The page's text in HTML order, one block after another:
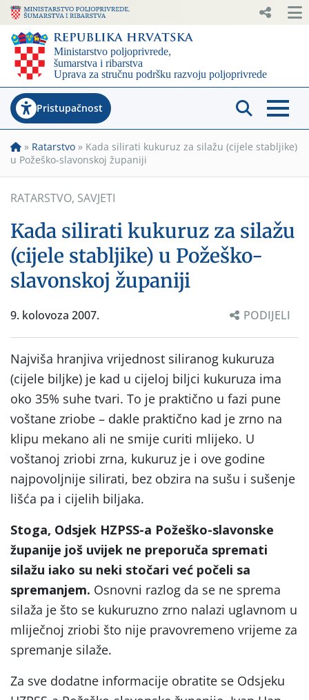
Pristupačnost
» Ratarstvo » Kada silirati kukuruz za silažu (cijele stabljike)
u Požeško-slavonskoj županiji
RATARSTVO, SAVJETI
Kada silirati kukuruz za silažu
(cijele stabljike) u Požeško-
slavonskoj županiji
9. kolovoza 2007. PODIJELI
Najviša hranjiva vrijednost siliranog kukuruza
(cijele biljke) je kad u cijeloj biljci kukuruza ima
oko 35% suhe tvari. To je praktično u fazi pune
voštane zriobe – dakle praktično kad je zrno na
klipu mekano ali ne smije curiti mlijeko. U
voštanoj zriobi zrna, kukuruz je i ove godine
najpovoljnije silirati, bez obzira na sušu i sušenje
lišća pa i cijelih biljaka.
Stoga, Odsjek HZPSS-a Požeško-slavonske
županije još uvijek ne preporuča spremati
silažu iako su neki stočari već počeli sa
spremanjem. Osnovni razlog da se ne sprema
silaža je što se kukuruzno zrno nalazi uglavnom u
mliječnoj zriobi što nije pravovremeno vrijeme za
spremanje silaže.
Za sve dodatne informacije obratite se Odsjeku